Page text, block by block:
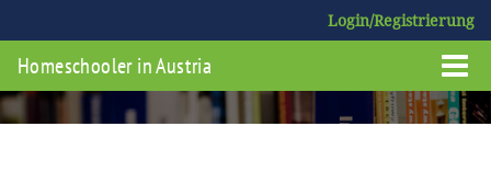
Login/Registrierung
Homeschooler in Austria